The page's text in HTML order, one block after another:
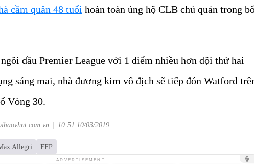
cầm quân 48 tuổi hoàn toàn ủng hộ CLB chủ quản trong
đầu Premier League với 1 điểm nhiều hơn đội thứ hai
sáng mai, nhà đương kim vô địch sẽ tiếp đón Watford
Vòng 30.
10:51 10/03/2019
Allegri FFP
ADVERTISEMENT